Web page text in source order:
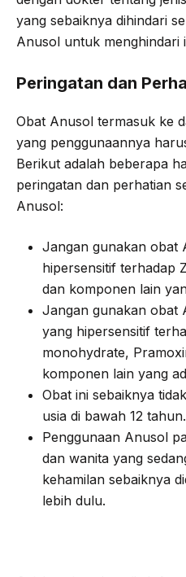
yang sebaiknya dihindari
Anusol untuk menghindari
Peringatan dan
Obat Anusol termasuk ke
yang penggunaannya
Berikut adalah beberapa
peringatan dan perhatian
Anusol:
Jangan gunakan obat
hipersensitif terhadap
dan komponen lain
Jangan gunakan obat
yang hipersensitif
monohydrate,
komponen lain yang
Obat ini sebaiknya
usia di bawah 12 tahun.
Penggunaan Anusol
dan wanita yang
kehamilan sebaiknya
lebih dulu.